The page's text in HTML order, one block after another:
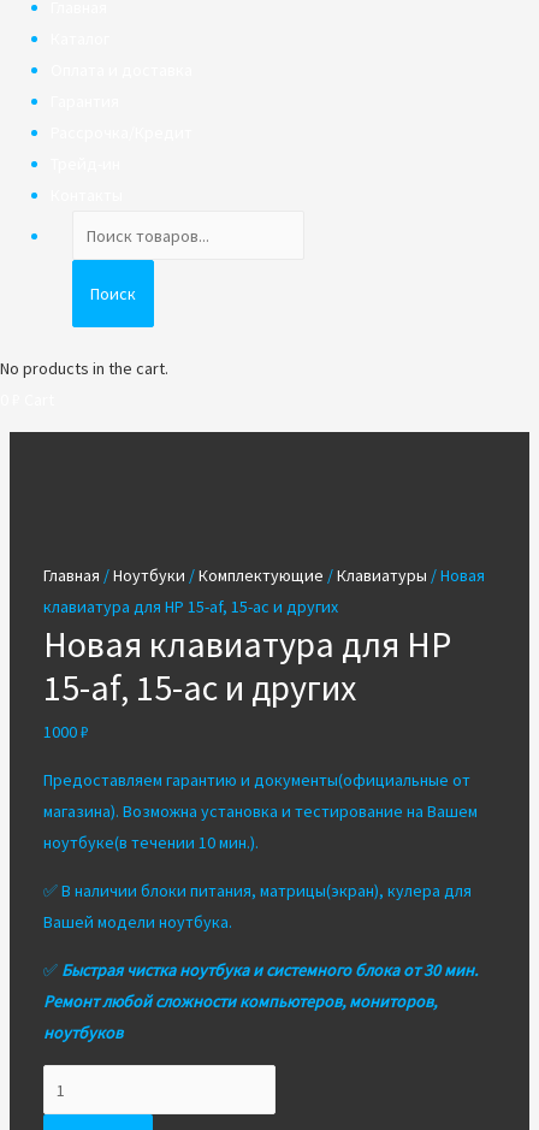
товаров
Поиск
No products in the cart.
Главная /Ноутбуки /Комплектующие /Клавиатуры / Новая
клавиатура для HP 15-af, 15-ac и других
Новая клавиатура для HP
15-af, 15-ac и других
1000₽
Предоставляем гарантию и документы(официальные от
магазина). Возможна установка и тестирование на Вашем
ноутбуке(в течении 10 мин.).
✅ В наличии блоки питания, матрицы(экран), кулера для
Вашей модели ноутбука.
✅ Быстрая чистка ноутбука и системного блока от 30 мин.
Ремонт любой сложности компьютеров, мониторов,
ноутбуков
Новая